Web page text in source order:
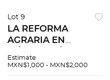
Lot 9
LA REFORMA
AGRARIA EN
DEPARTAMENTO
Estimate
MXN$1,000 - MXN$2,000